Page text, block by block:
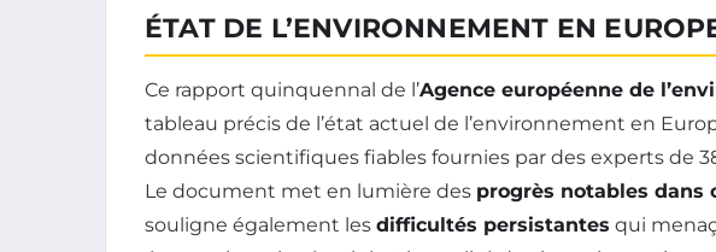
ÉTAT DE L’ENVIRONNEMENT EN
Ce rapport quinquennal de l’Agence européenne de
tableau précis de l’état actuel de l’environnement en
données scientifiques fiables fournies par des experts de
Le document met en lumière des progrès notables dans
souligne également les difficultés persistantes qui